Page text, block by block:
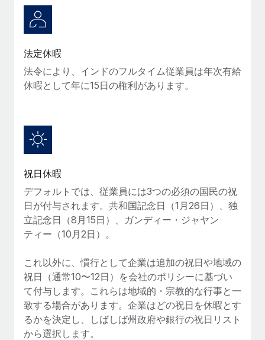
グローバル人事・コンプライアンスの専門サポート
候補者の選考プロセスをシンプルに
Compliance Watchtower
コンプライアンスリスクを先回りして対応
ITデバイスを世界規模で提供・管理
法令順守した法人をスピーディに設立
移住・転勤
従業員の異動をスムーズに
福利厚生
Reverse Tech、契約社員管理と給与処理でRemote
と戦略的提携
詳細を見る
AIのパイオニアであるWeaviateは、Remoteを使
い、どのようにしてワークフォースを120%に増やした
のか
Weaviateの概要...
詳細を見る
情報センター
サポートを依頼する
すべてのリソースを表示する
ブログ
EORおよびPEO
ブログを読む
Remoteの製品アップデート：GustoとXeroの統合お
よびContractor Management Plus（契約社員管理
プラス）
Remoteの使命は、世界のどこにいても、あらゆる規模の企業が
業務に最適な人材を採用し、管理し、給与を支給できるようにす
法定休暇
法令により、インドのフルタイム従業員は年次有給
休暇として年に15日の権利があります。
祝日休暇
デフォルトでは、従業員には3つの必須の国民の祝
日が付与されます。共和国記念日（1月26日）、独
立記念日（8月15日）、ガンディー・ジャヤン
ティー（10月2日）。
これ以外に、慣行として企業は追加の祝日や地域の
祝日（通常10〜12日）を会社のポリシーに基づい
て付与します。これらは地域的・宗教的な行事と一
致する場合があります。企業はどの祝日を休暇とす
るかを決定し、しばしば州政府や銀行の祝日リスト
から選択します。